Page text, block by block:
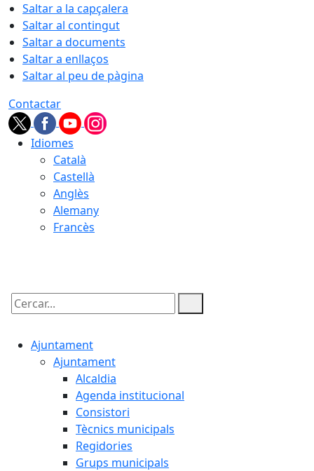
Saltar a la capçalera
Saltar al contingut
Saltar a documents
Saltar a enllaços
Saltar al peu de pàgina
Contactar
Idiomes
Català
Castellà
Anglès
Alemany
Francès
Cercar:
Ajuntament
Ajuntament
Alcaldia
Agenda institucional
Consistori
Tècnics municipals
Regidories
Grups municipals